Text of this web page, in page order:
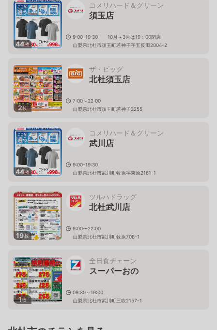
44枚
コメリハード＆グリーン
須玉店
9:00-19:30 10月～3月は19：00閉店
山梨県北杜市須玉町若神子字五反田2004-2
2枚
ザ・ビッグ
北杜須玉店
7:00～22:00
山梨県北杜市須玉町若神子2255
44枚
コメリハード＆グリーン
武川店
9:00-19:30
山梨県北杜市武川町牧原字東原2161-1
19枚
ツルハドラッグ
北杜武川店
9:00〜22:00
山梨県北杜市武川町牧原708-1
1枚
全日食チェーン
スーパーおの
09:30～19:00
山梨県北杜市武川町三吹2157-1